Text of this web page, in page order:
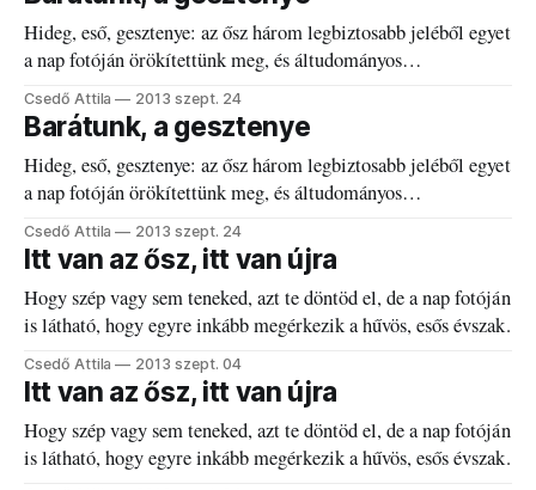
Hideg, eső, gesztenye: az ősz három legbiztosabb jeléből egyet
a nap fotóján örökítettünk meg, és áltudományos
pontatlansággal tálaljuk. Egészségünkre! A vadgesztenye
(Aesculus hippocastanum), szeptember közepén érik, kiválóan
alkalmas általunk nem kedvelt emberek vagy autók
megdobálására. Szurós burka is tökéletesen használható a
mostanában amúgy is gyakori tüntetéseken mások
szurkálására. Közeli rokona
Csedő Attila 2013 szept. 24
Barátunk, a gesztenye
Hideg, eső, gesztenye: az ősz három legbiztosabb jeléből egyet
a nap fotóján örökítettünk meg, és áltudományos
pontatlansággal tálaljuk. Egészségünkre! A vadgesztenye
(Aesculus hippocastanum), szeptember közepén érik, kiválóan
alkalmas általunk nem kedvelt emberek vagy autók
megdobálására. Szurós burka is tökéletesen használható a
mostanában amúgy is gyakori tüntetéseken mások
szurkálására. Közeli rokona
Csedő Attila 2013 szept. 24
Itt van az ősz, itt van újra
Hogy szép vagy sem teneked, azt te döntöd el, de a nap fotóján
is látható, hogy egyre inkább megérkezik a hűvös, esős évszak.
Csedő Attila 2013 szept. 04
Itt van az ősz, itt van újra
Hogy szép vagy sem teneked, azt te döntöd el, de a nap fotóján
is látható, hogy egyre inkább megérkezik a hűvös, esős évszak.